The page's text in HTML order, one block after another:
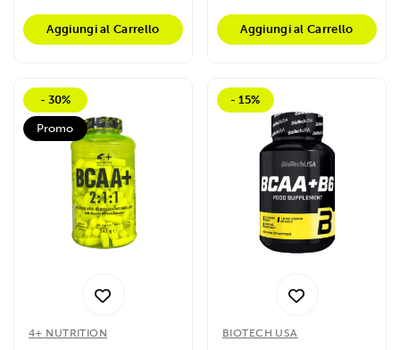
Aggiungi al Carrello Aggiungi al Carrello
- 30%
Promo
4+ NUTRITION
- 15%
BIOTECH USA